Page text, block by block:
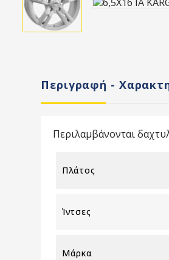
Περιγραφή -
Περιλαμβάνονται
Πλάτος
Ίντσες
Μάρκα